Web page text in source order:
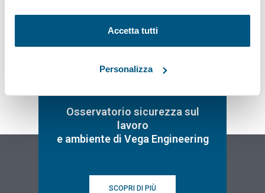
Accetta tutti
Personalizza
Osservatorio sicurezza sul
lavoro
e ambiente di Vega Engineering
SCOPRI DI PIÙ